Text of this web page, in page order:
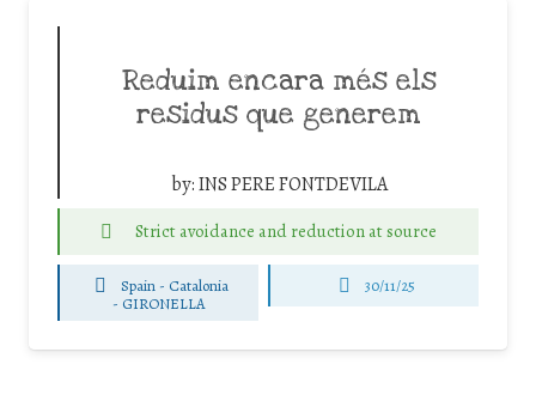
Reduim encara més els
residus que generem
by:INS PERE FONTDEVILA
Strict avoidance and reduction at source
Spain - Catalonia
- GIRONELLA
30/11/25